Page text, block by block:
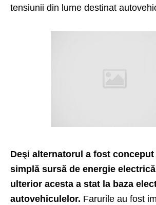
tensiunii din lume destinat
Deşi alternatorul a fost
simplă sursă de energie
ulterior acesta a stat la baza
autovehiculelor. Farurile au fost